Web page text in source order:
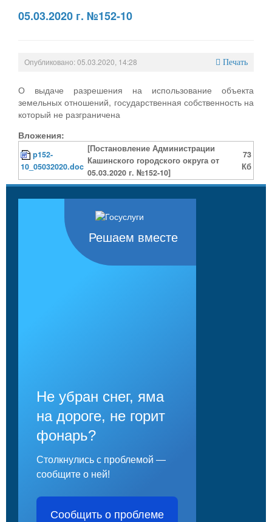
05.03.2020 г. №152-10
Опубликовано: 05.03.2020, 14:28 Печать
О выдаче разрешения на использование объекта
земельных отношений, государственная собственность на
который не разграничена
Вложения:
p152-
10_05032020.doc
[Постановление Администрации
Кашинского городского округа от
05.03.2020 г. №152-10]
73
Кб
Решаем вместе
Не убран снег, яма
на дороге, не горит
фонарь?
Столкнулись с проблемой —
сообщите о ней!
Сообщить о проблеме